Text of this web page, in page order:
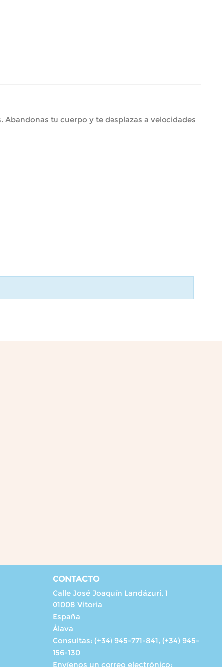
Abandonas tu cuerpo y te desplazas a velocidades
CONTACTO
Calle José Joaquín Landázuri, 1
01008 Vitoria
España
Álava
Consultas: (+34) 945-771-841, (+34) 945-
156-130
Envíenos un correo electrónico: